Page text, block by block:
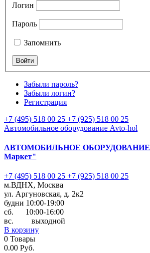
Логин
Пароль
Запомнить
Забыли пароль?
Забыли логин?
Регистрация
+7 (495) 518 00 25 +7 (925) 518 00 25
Автомобильное оборудование Avto-hol
АВТОМОБИЛЬНОЕ ОБОРУДОВАНИЕ
Маркет"
+7 (495) 518 00 25 +7 (925) 518 00 25
м.ВДНХ, Москва
ул. Аргуновская, д. 2к2
будни 10:00-19:00
cб. 10:00-16:00
вс. выходной
В корзину
0 Товары
0.00 Руб.